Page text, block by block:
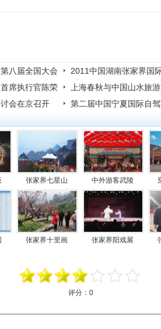
八届全国大会
2011中国湖南张家界国
日举行
席执行官陈荣
上海春秋与中国山水旅
联盟
会在京召开 第二届中国宁夏国际自
张家界七星山 中外游客武陵
张家界十里画 张家界阳戏展
评分： 0